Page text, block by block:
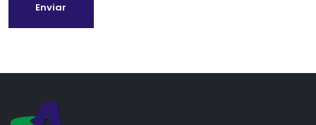
Enviar